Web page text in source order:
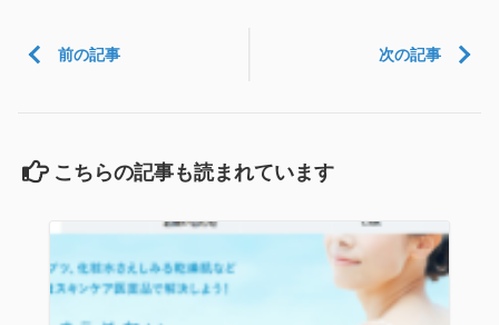
前の記事 次の記事
こちらの記事も読まれています